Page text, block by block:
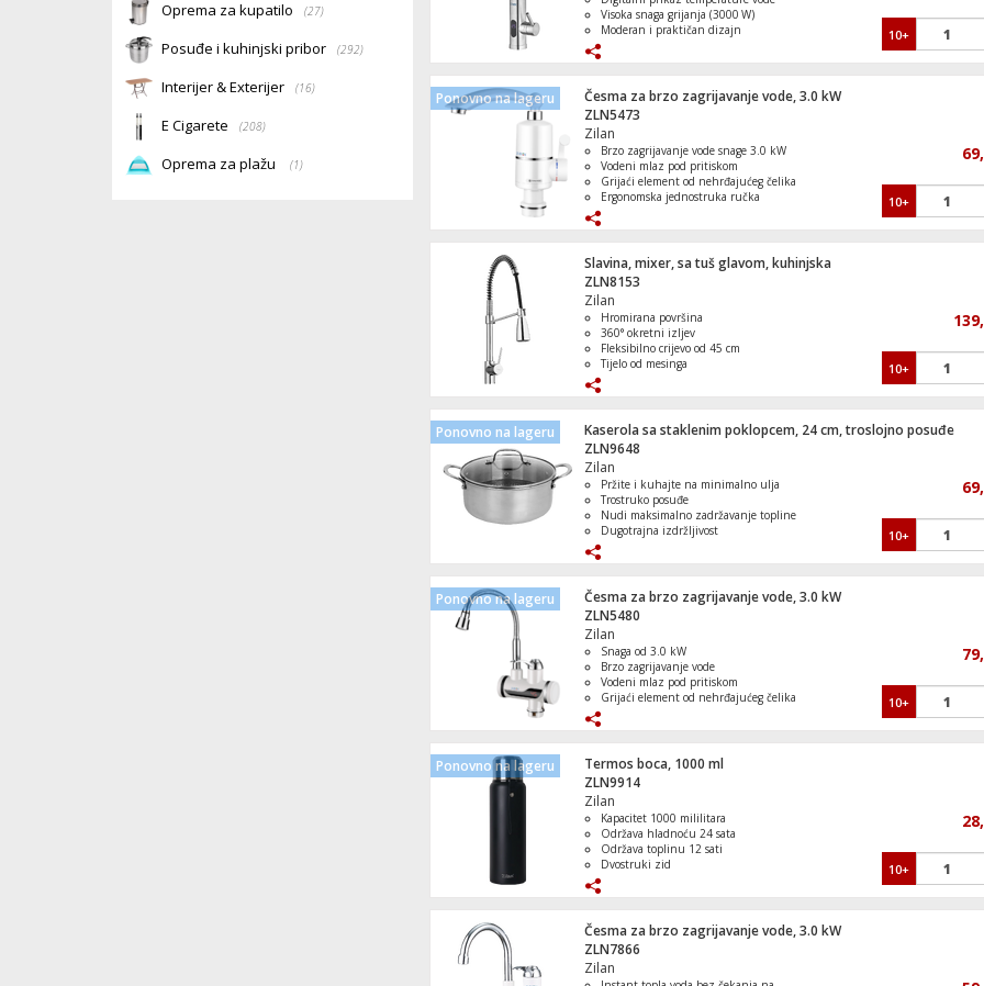
Oprema za kupatilo (27)
Posuđe i kuhinjski pribor (292)
Interijer & Exterijer (16)
E Cigarete (208)
Oprema za plažu (1)
Visoka snaga grijanja (3000 W)
Moderan i praktičan dizajn
10+
Ponovno na lageru
Česma za brzo zagrijavanje vode, 3.0 kW
ZLN5473
Zilan
Brzo zagrijavanje vode snage 3.0 kW
Vodeni mlaz pod pritiskom
Grijaći element od nehrđajućeg čelika
Ergonomska jednostruka ručka
trenutno zagrijavanje
10+
Slavina, mixer, sa tuš glavom, kuhinjska
ZLN8153
Zilan
Hromirana površina
360° okretni izljev
Fleksibilno crijevo od 45 cm
Tijelo od mesinga
10+
Ponovno na lageru
Kaserola sa staklenim poklopcem, 24 cm, troslojno posuđe
ZLN9648
Zilan
Pržite i kuhajte na minimalno ulja
Trostruko posuđe
Nudi maksimalno zadržavanje topline
Dugotrajna izdržljivost
10+
Ponovno na lageru
Česma za brzo zagrijavanje vode, 3.0 kW
ZLN5480
Zilan
Snaga od 3.0 kW
Brzo zagrijavanje vode
Vodeni mlaz pod pritiskom
Grijaći element od nehrđajućeg čelika
10+
Ponovno na lageru
Termos boca, 1000 ml
ZLN9914
Zilan
Kapacitet 1000 mililitara
Održava hladnoću 24 sata
Održava toplinu 12 sati
Dvostruki zid
10+
Česma za brzo zagrijavanje vode, 3.0 kW
ZLN7866
Zilan
Pametni sat za djecu, 1.44" ekran, 2G,
Mašina za veš, 1400 obrtaja, 9 kg veša,
Laptop 15.6", AMD Ryzen 5 7520U 2.8
Dekorativna LED rasvjeta, Diorama, bijela
Dekorativni sprej, 8 šablona, 150ml